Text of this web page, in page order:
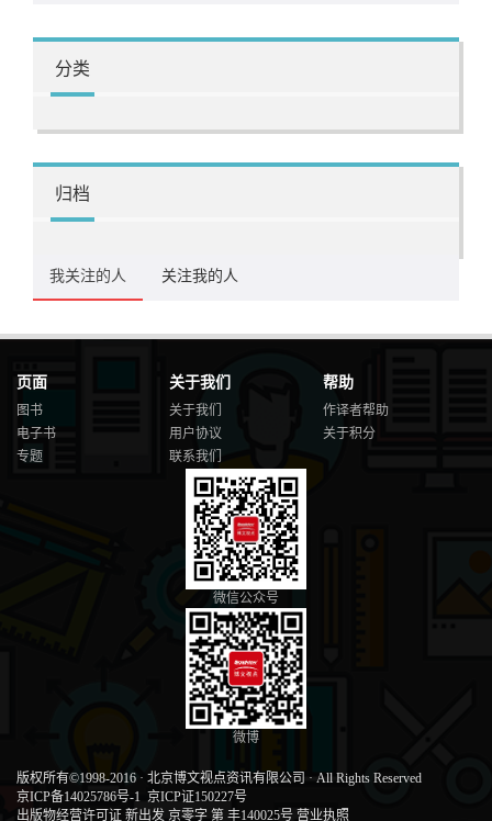
分类
归档
我关注的人 关注我的人
页面
图书
电子书
专题
关于我们
关于我们
用户协议
联系我们
帮助
作译者帮助
关于积分
微信公众号
微博
版权所有©1998-2016 · 北京博文视点资讯有限公司 · All Rights Reserved
京ICP备14025786号-1 京ICP证150227号
出版物经营许可证 新出发 京零字 第 丰140025号 营业执照